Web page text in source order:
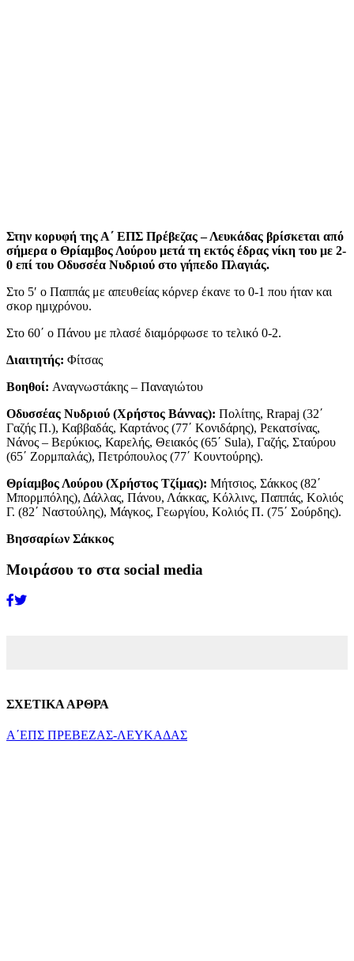
Στην κορυφή της Α΄ ΕΠΣ Πρέβεζας – Λευκάδας βρίσκεται από
σήμερα ο Θρίαμβος Λούρου μετά τη εκτός έδρας νίκη του με 2-
0 επί του Οδυσσέα Νυδριού στο γήπεδο Πλαγιάς.
Στο 5′ ο Παππάς με απευθείας κόρνερ έκανε το 0-1 που ήταν και
σκορ ημιχρόνου.
Στο 60΄ ο Πάνου με πλασέ διαμόρφωσε το τελικό 0-2.
Διαιτητής: Φίτσας
Βοηθοί: Αναγνωστάκης – Παναγιώτου
Οδυσσέας Νυδριού (Χρήστος Βάννας): Πολίτης, Rrapaj (32΄
Γαζής Π.), Καββαδάς, Καρτάνος (77΄ Κονιδάρης), Ρεκατσίνας,
Νάνος – Βερύκιος, Καρελής, Θειακός (65΄ Sula), Γαζής, Σταύρου
(65΄ Ζορμπαλάς), Πετρόπουλος (77΄ Κουντούρης).
Θρίαμβος Λούρου (Χρήστος Τζίμας): Μήτσιος, Σάκκος (82΄
Μπορμπόλης), Δάλλας, Πάνου, Λάκκας, Κόλλινς, Παππάς, Κολιός
Γ. (82΄ Ναστούλης), Μάγκος, Γεωργίου, Κολιός Π. (75΄ Σούρδης).
Βησσαρίων Σάκκος
Μοιράσου το στα social media
ΣΧΕΤΙΚΑ ΑΡΘΡΑ
Α΄ΕΠΣ ΠΡΕΒΕΖΑΣ-ΛΕΥΚΑΔΑΣ